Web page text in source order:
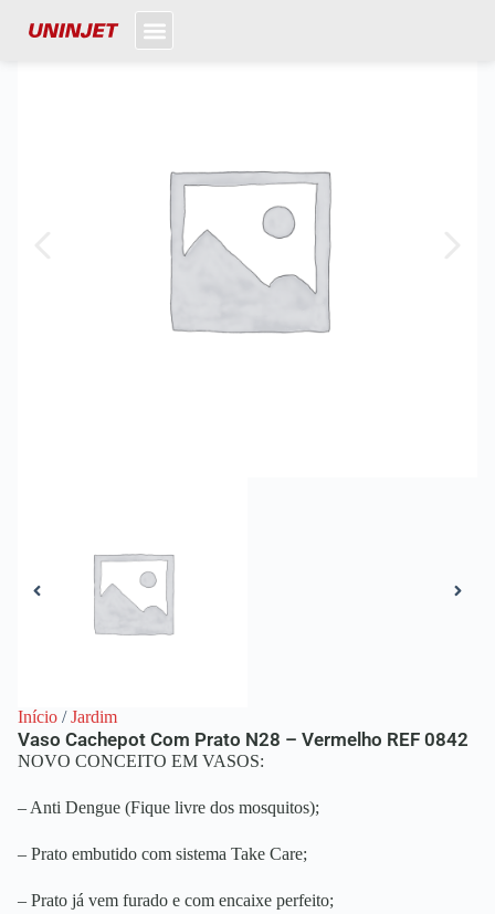
Início /Jardim
Vaso Cachepot Com Prato N28 – Vermelho REF 0842
NOVO CONCEITO EM VASOS:
– Anti Dengue (Fique livre dos mosquitos);
– Prato embutido com sistema Take Care;
– Prato já vem furado e com encaixe perfeito;